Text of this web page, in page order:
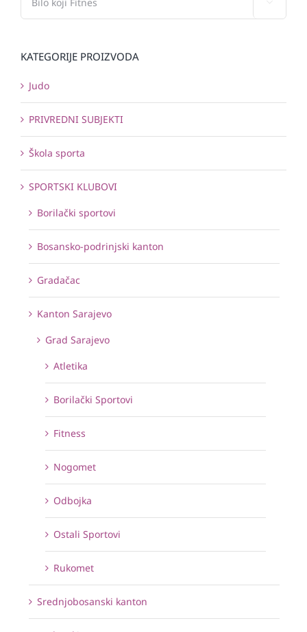
KATEGORIJE PROIZVODA
Judo
PRIVREDNI SUBJEKTI
Škola sporta
SPORTSKI KLUBOVI
Borilački sportovi
Bosansko-podrinjski kanton
Gradačac
Kanton Sarajevo
Grad Sarajevo
Atletika
Borilački Sportovi
Fitness
Nogomet
Odbojka
Ostali Sportovi
Rukomet
Srednjobosanski kanton